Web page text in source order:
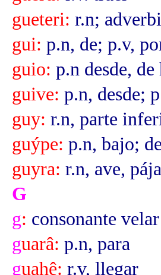
gueteri: r.n;
gui: p.n, de; p.v,
guio: p.n desde, de
guive: p.n, desde;
guy: r.n, parte
guýpe: p.n, bajo;
guyra: r.n, ave,
G
g: consonante
guarâ: p.n, para
guahê: r.v, llegar